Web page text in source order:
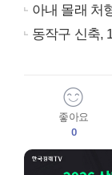
아내 몰래 처
동작구 신축,
좋아요
0